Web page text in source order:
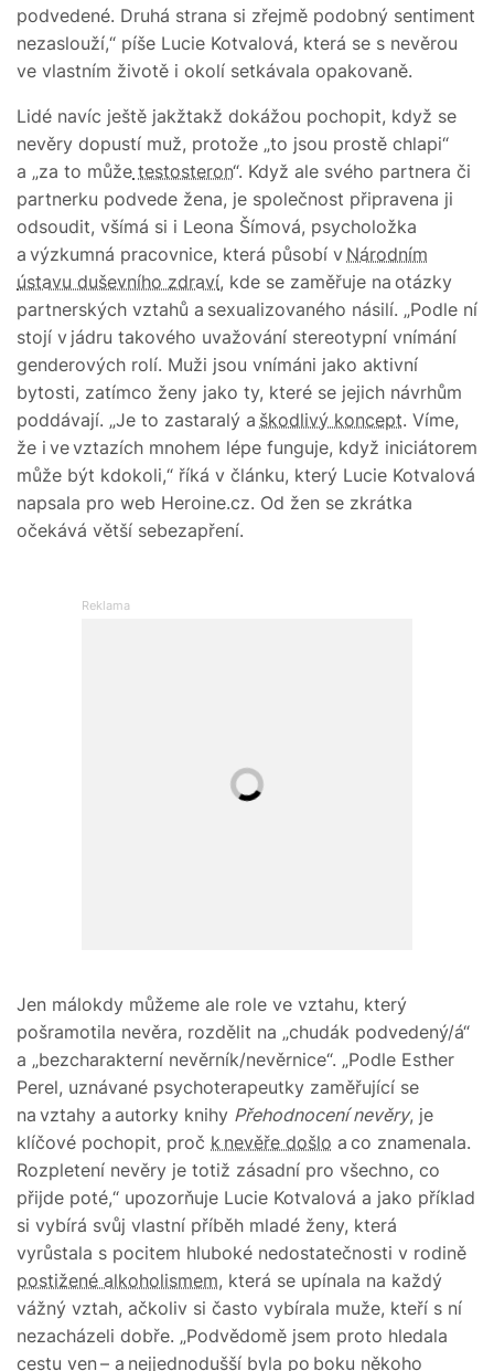
podvedené. Druhá strana si zřejmě podobný sentiment
nezaslouží,“ píše Lucie Kotvalová, která se s nevěrou
ve vlastním životě i okolí setkávala opakovaně.
Lidé navíc ještě jakžtakž dokážou pochopit, když se
nevěry dopustí muž, protože „to jsou prostě chlapi“
a „za to může testosteron“. Když ale svého partnera či
partnerku podvede žena, je společnost připravena ji
odsoudit, všímá si i Leona Šímová, psycholožka
a výzkumná pracovnice, která působí v Národním
ústavu duševního zdraví, kde se zaměřuje na otázky
partnerských vztahů a sexualizovaného násilí. „Podle ní
stojí v jádru takového uvažování stereotypní vnímání
genderových rolí. Muži jsou vnímáni jako aktivní
bytosti, zatímco ženy jako ty, které se jejich návrhům
poddávají. „Je to zastaralý a škodlivý koncept. Víme,
že i ve vztazích mnohem lépe funguje, když iniciátorem
může být kdokoli,“ říká v článku, který Lucie Kotvalová
napsala pro web Heroine.cz. Od žen se zkrátka
očekává větší sebezapření.
Jen málokdy můžeme ale role ve vztahu, který
pošramotila nevěra, rozdělit na „chudák podvedený/á“
a „bezcharakterní nevěrník/nevěrnice“. „Podle Esther
Perel, uznávané psychoterapeutky zaměřující se
na vztahy a autorky knihy Přehodnocení nevěry, je
klíčové pochopit, proč k nevěře došlo a co znamenala.
Rozpletení nevěry je totiž zásadní pro všechno, co
přijde poté,“ upozorňuje Lucie Kotvalová a jako příklad
si vybírá svůj vlastní příběh mladé ženy, která
vyrůstala s pocitem hluboké nedostatečnosti v rodině
postižené alkoholismem, která se upínala na každý
vážný vztah, ačkoliv si často vybírala muže, kteří s ní
nezacházeli dobře. „Podvědomě jsem proto hledala
cestu ven – a nejjednodušší byla po boku někoho